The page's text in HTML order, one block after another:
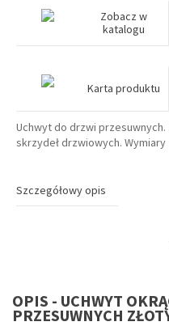
Zobacz w
katalogu
Karta produktu
Uchwyt do drzwi
skrzydeł drzwiowych. Wymiary
Szczegółowy opis
OPIS - UCHWYT
PRZESUWNYCH